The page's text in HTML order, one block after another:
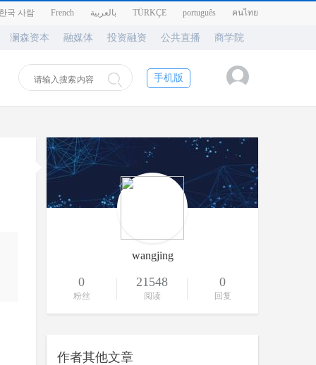
국 사람 French بالعربية TÜRKÇE português คนไทย
澜森资本 融媒体 投资融资 公共直播 商学院
手机版
wangjing
0
粉丝
21548
阅读
0
回复
作者其他文章